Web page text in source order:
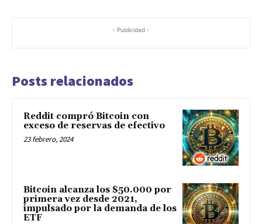
- Publicidad -
Posts relacionados
Reddit compró Bitcoin con
exceso de reservas de efectivo
23 febrero, 2024
Bitcoin alcanza los $50.000 por
primera vez desde 2021,
impulsado por la demanda de los
ETF